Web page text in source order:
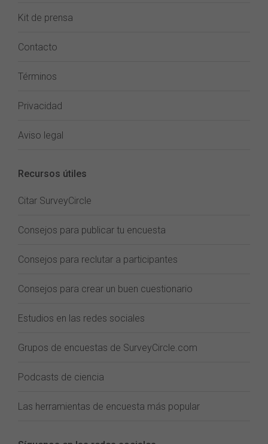
Kit de prensa
Contacto
Términos
Privacidad
Aviso legal
Recursos útiles
Citar SurveyCircle
Consejos para publicar tu encuesta
Consejos para reclutar a participantes
Consejos para crear un buen cuestionario
Estudios en las redes sociales
Grupos de encuestas de SurveyCircle.com
Podcasts de ciencia
Las herramientas de encuesta más popular